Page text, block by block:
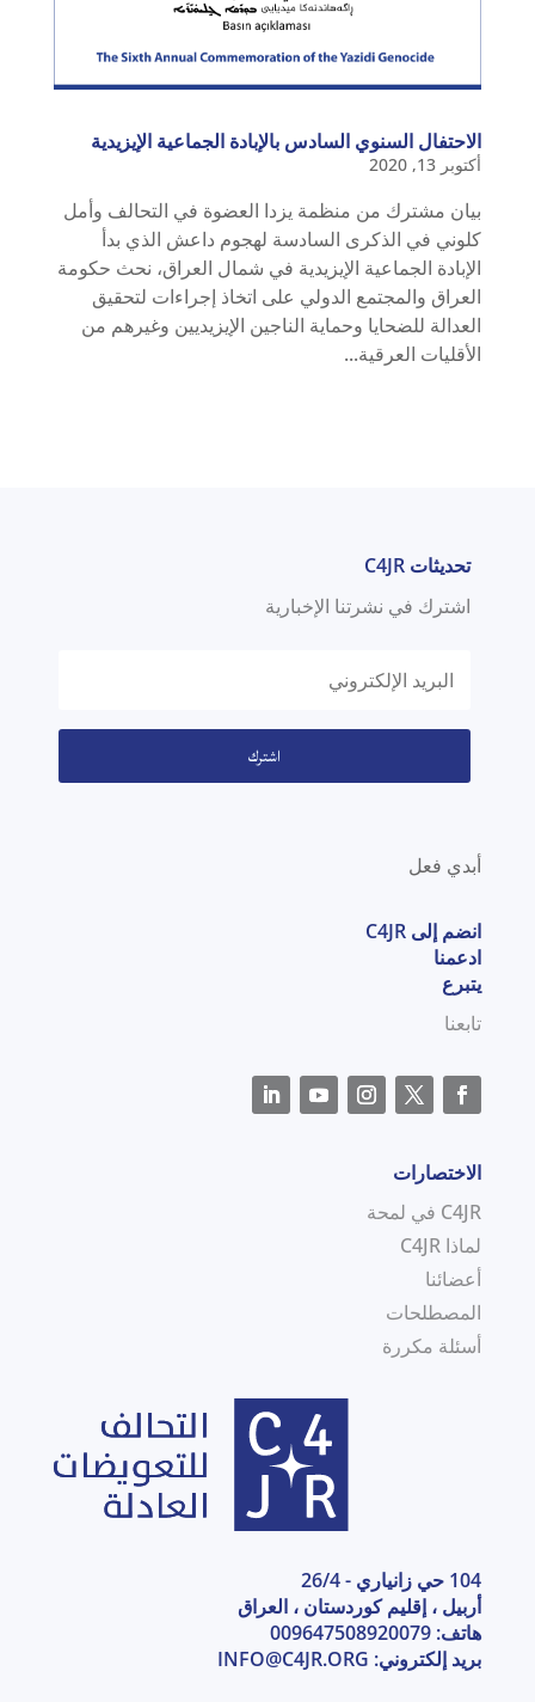
الاحتفال السنوي السادس بالإبادة الجماعية الإيزيدية
أكتوبر 13, 2020
بيان مشترك من منظمة يزدا العضوة في التحالف وأمل
كلوني في الذكرى السادسة لهجوم داعش الذي بدأ
الإبادة الجماعية الإيزيدية في شمال العراق، نحث حكومة
العراق والمجتمع الدولي على اتخاذ إجراءات لتحقيق
العدالة للضحايا وحماية الناجين الإيزيديين وغيرهم من
الأقليات العرقية...
تحديثات C4JR
اشترك في نشرتنا الإخبارية
اشترك
أبدي فعل
انضم إلى C4JR
ادعمنا
يتبرع
تابعنا
الاختصارات
C4JR في لمحة
لماذا C4JR
أعضائنا
المصطلحات
أسئلة مكررة
104 حي زانياري - 26/4
أربيل ، إقليم كوردستان ، العراق
هاتف: 009647508920079
بريد إلكتروني: INFO@C4JR.ORG